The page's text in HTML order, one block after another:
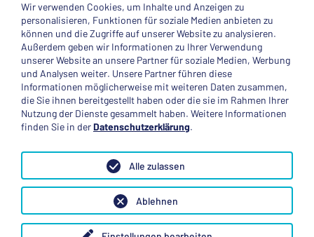
© 2025 Deutsche Stiftung Völkerverständigung
Impressum Datenschutzerklärung Kontakt
Mitglied im
Anerkannte Einsatzstelle
Wir verwenden Cookies, um Inhalte und Anzeigen zu
personalisieren, Funktionen für soziale Medien anbieten zu
können und die Zugriffe auf unserer Website zu analysieren.
Außerdem geben wir Informationen zu Ihrer Verwendung
unserer Website an unsere Partner für soziale Medien, Werbung
und Analysen weiter. Unsere Partner führen diese
Informationen möglicherweise mit weiteren Daten zusammen,
die Sie ihnen bereitgestellt haben oder die sie im Rahmen Ihrer
Nutzung der Dienste gesammelt haben. Weitere Informationen
finden Sie in derDatenschutzerklärung.
Ablehnen
Alle zulassen